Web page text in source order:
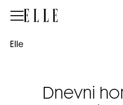
Elle
Elle
Dnevni